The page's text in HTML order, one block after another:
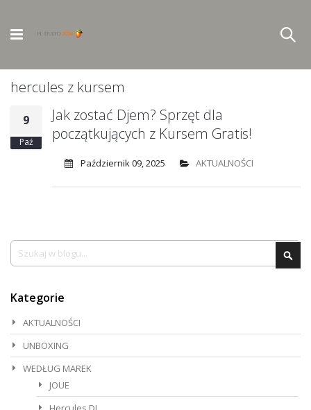
hercules z kursem
9
Paź
Jak zostać Djem? Sprzęt dla
początkujących z Kursem Gratis!
Październik 09, 2025 AKTUALNOŚCI
Szukaj
Kategorie
AKTUALNOŚCI
UNBOXING
WEDŁUG MAREK
JOUE